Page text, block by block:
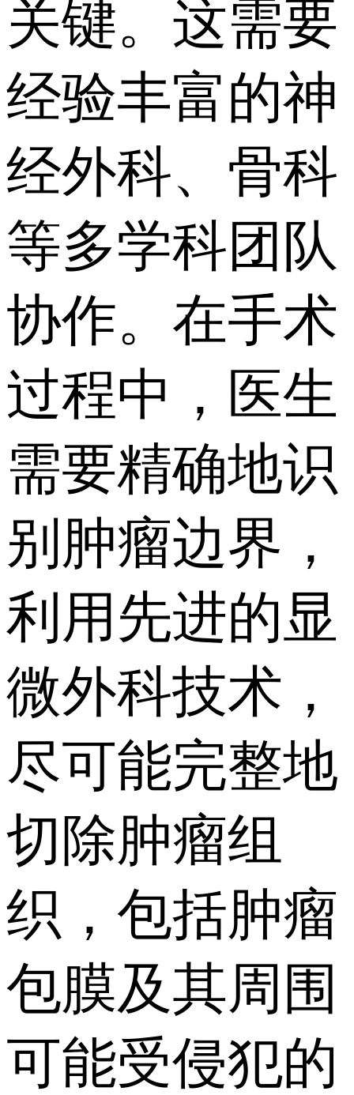
关键。这需要
经验丰富的神
经外科、骨科
等多学科团队
协作。在手术
过程中，医生
需要精确地识
别肿瘤边界，
利用先进的显
微外科技术，
尽可能完整地
切除肿瘤组
织，包括肿瘤
包膜及其周围
可能受侵犯的